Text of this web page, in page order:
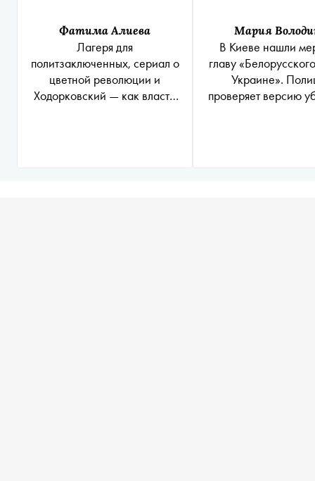
Фатима Алиева
Лагеря для
политзаключенных, сериал о
цветной революции и
Ходорковский — как власти
Мария
В Киеве нашли
главу
Украине».
проверяет версию